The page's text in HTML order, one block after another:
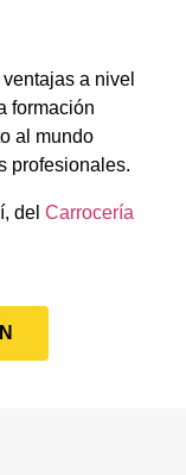
a nivel
formación
al mundo
profesionales.
del Carrocería